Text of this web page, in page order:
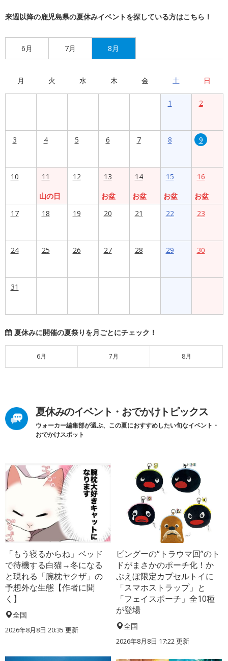
来週以降の鹿児島県の夏休みイベントを探している方はこちら！
6月 7月 8月
月 火 水 木 金 土 日
1 2
3 4 5 6 7 8 9
10
11
山の日
12
13
お盆
14
お盆
15
お盆
16
お盆
17
18 19 20 21 22 23
24 25 26 27 28 29 30
31
夏休みに開催の夏祭りを月ごとにチェック！
6月 7月 8月
夏休みのイベント・おでかけトピックス
ウォーカー編集部が選ぶ、この夏におすすめしたい旬なイベント・
おでかけスポット
「もう寝るからね」ベッド
で待機する白猫→冬になる
と現れる「腕枕ヤクザ」の
予想外な生態【作者に聞
く】
全国
2026年8月8日 20:35 更新
ピングーの“トラウマ回”のト
ドがまさかのポーチ化！か
ぷえぼ限定カプセルトイに
「スマホストラップ」と
「フェイスポーチ」全10種
が登場
全国
2026年8月8日 17:22更新